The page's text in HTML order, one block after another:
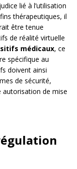
lié à l’utilisation
thérapeutiques, il
être tenue
de réalité virtuelle
médicaux, ce
spécifique au
doivent ainsi
de sécurité,
autorisation de mise